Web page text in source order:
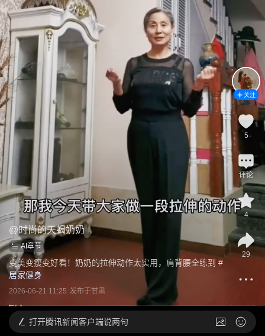
@时尚的天蝎奶奶
AI章节
变美变瘦变好看！奶奶的拉伸动作太实用，肩背腰全练到 #
居家健身
2026-06-21 11:25 发布于甘肃
关注
5
评论
4
29
打开腾讯新闻客户端说两句